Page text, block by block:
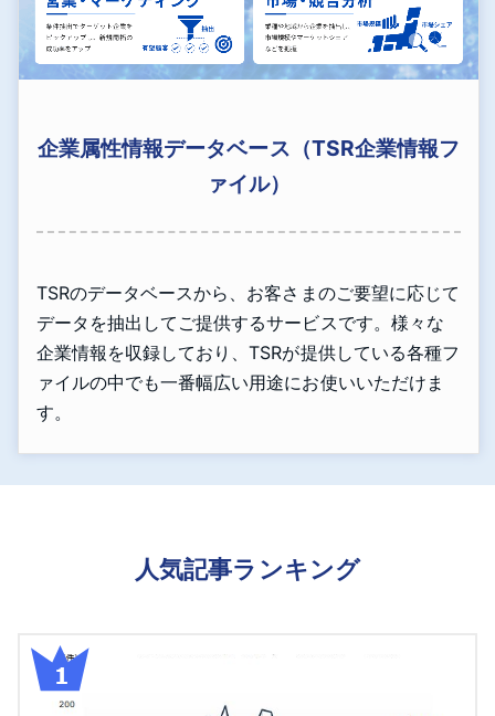
企業属性情報データベース（TSR企業情報フ
ァイル）
TSRのデータベースから、お客さまのご要望に応じて
データを抽出してご提供するサービスです。様々な
企業情報を収録しており、TSRが提供している各種フ
ァイルの中でも一番幅広い用途にお使いいただけま
す。
人気記事ランキング